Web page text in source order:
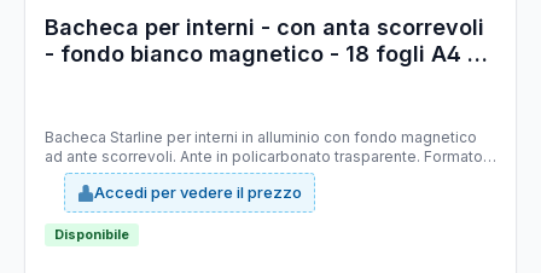
Bacheca per interni - con anta scorrevoli
- fondo bianco magnetico - 18 fogli A4 -
Bacheca Starline per interni in alluminio con fondo magnetico
ad ante scorrevoli. Ante in policarbonato trasparente. Formato:
18xA4 ORIZZONTALE Formato esterno: 1500X1000X45mm.
Accedi per vedere il prezzo
Disponibile